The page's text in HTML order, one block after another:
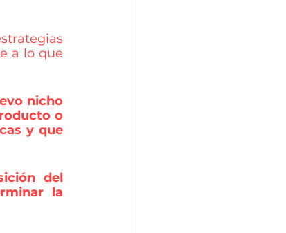
a lo que
nicho
o
y que
del
la